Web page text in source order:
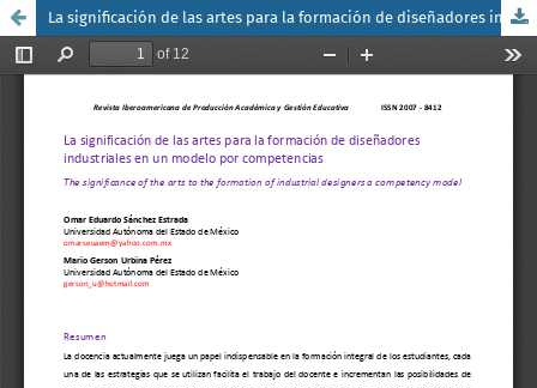
La significación de las artes para la formación de diseñadores industriales en un modelo por competencias